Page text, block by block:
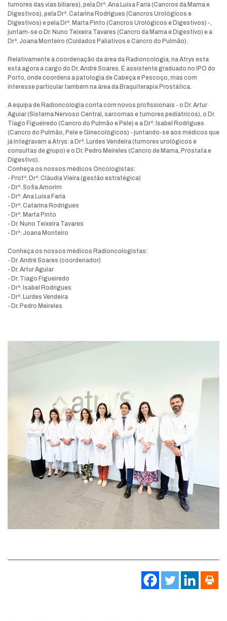
tumores das vias biliares), pela Drª. Ana Luísa Faria (Cancros da Mama e
Digestivos), pela Drª. Catarina Rodrigues (Cancros Urológicos e
Digestivos) e pela Drª. Marta Pinto (Cancros Urológicos e Digestivos) -,
juntam-se o Dr. Nuno Teixeira Tavares (Cancro da Mama e Digestivo) e a
Drª. Joana Monteiro (Cuidados Paliativos e Cancro do Pulmão).
Relativamente à coordenação da área da Radioncologia, na Atrys esta
está agora a cargo do Dr. André Soares. É assistente graduado no IPO do
Porto, onde coordena a patologia de Cabeça e Pescoço, mas com
interesse particular também na área da Braquiterapia Prostática.
A equipa de Radioncologia conta com novos profissionais - o Dr. Artur
Aguiar (Sistema Nervoso Central, sarcomas e tumores pediátricos), o Dr.
Tiago Figueiredo (Cancro do Pulmão e Pele) e a Drª. Isabel Rodrigues
(Cancro do Pulmão, Pele e Ginecológicos) - juntando-se aos médicos que
já integravam a Atrys: a Drª. Lurdes Vendeira (tumores urológicos e
consultas de grupo) e o Dr. Pedro Meireles (Cancro de Mama, Próstata e
Digestivo).
Conheça os nossos médicos Oncologistas:
- Profª. Drª. Cláudia Vieira (gestão estratégica)
- Drª. Sofia Amorim
- Drª. Ana Luísa Faria
- Drª. Catarina Rodrigues
- Drª. Marta Pinto
- Dr. Nuno Teixeira Tavares
- Drª. Joana Monteiro
Conheça os nossos médicos Radioncologistas:
- Dr. André Soares (coordenador)
- Dr. Artur Aguiar
- Dr. Tiago Figueiredo
- Drª. Isabel Rodrigues
- Drª. Lurdes Vendeira
- Dr. Pedro Meireles